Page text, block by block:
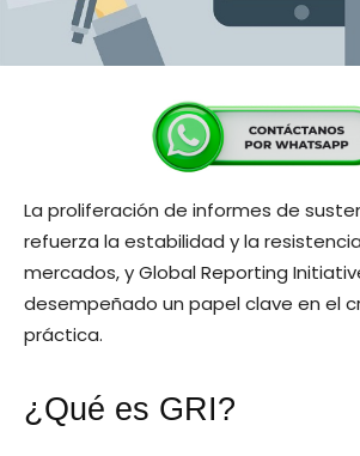
La proliferación de informes de
refuerza la estabilidad y la
mercados, y Global Reporting
desempeñado un papel clave en el
práctica.
¿Qué es GRI?